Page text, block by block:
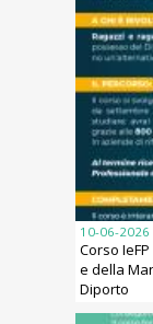
10-06-2026
Corso
e della
Diporto